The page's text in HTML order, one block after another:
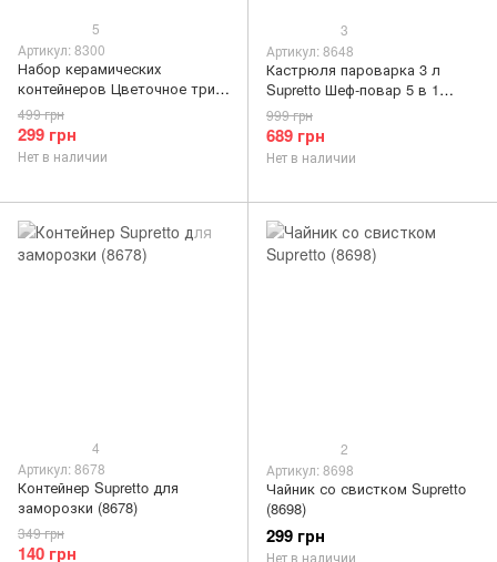
5
Артикул: 8300
Набор керамических
контейнеров Цветочное трио
с вакуумной крышкой 3 шт.
(8300)
299 грн
499 грн
Нет в наличии
3
Артикул: 8648
Кастрюля пароварка 3 л
Supretto Шеф-повар 5 в 1
(8648)
689 грн
999 грн
Нет в наличии
4
Артикул: 8678
Контейнер Supretto для
заморозки (8678)
140 грн
349 грн
2
Артикул: 8698
Чайник со свистком Supretto
(8698)
299 грн
Нет в наличии